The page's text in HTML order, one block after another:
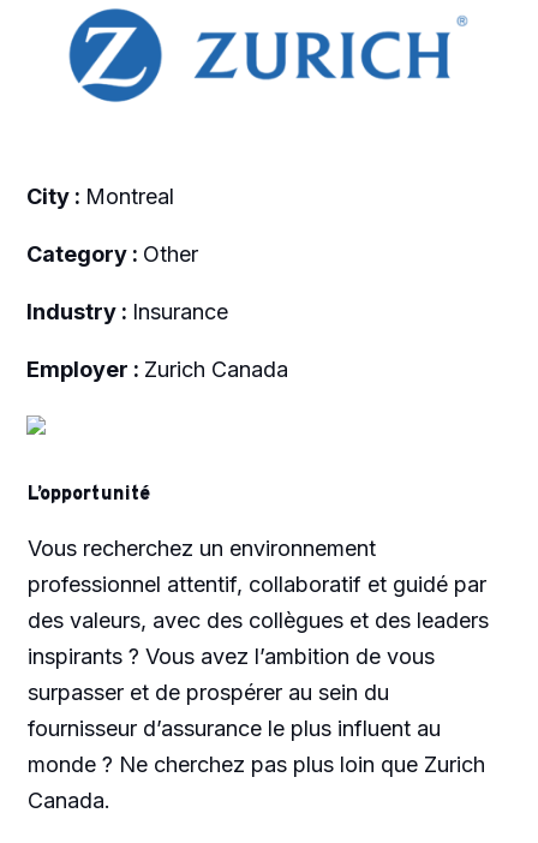
City : Montreal
Category : Other
Industry : Insurance
Employer : Zurich Canada
L’opportunité
Vous recherchez un environnement
professionnel attentif, collaboratif et guidé par
des valeurs, avec des collègues et des leaders
inspirants ? Vous avez l’ambition de vous
surpasser et de prospérer au sein du
fournisseur d’assurance le plus influent au
monde ? Ne cherchez pas plus loin que Zurich
Canada.